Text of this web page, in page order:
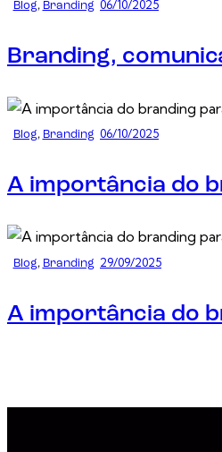
Blog, Branding 06/10/2025
Branding,
Blog, Branding 06/10/2025
A importância do
Blog, Branding 29/09/2025
A importância do